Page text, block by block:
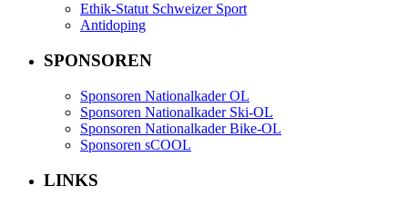
Ethik-Statut Schweizer Sport
Antidoping
SPONSOREN
Sponsoren Nationalkader OL
Sponsoren Nationalkader Ski-OL
Sponsoren Nationalkader Bike-OL
Sponsoren sCOOL
LINKS